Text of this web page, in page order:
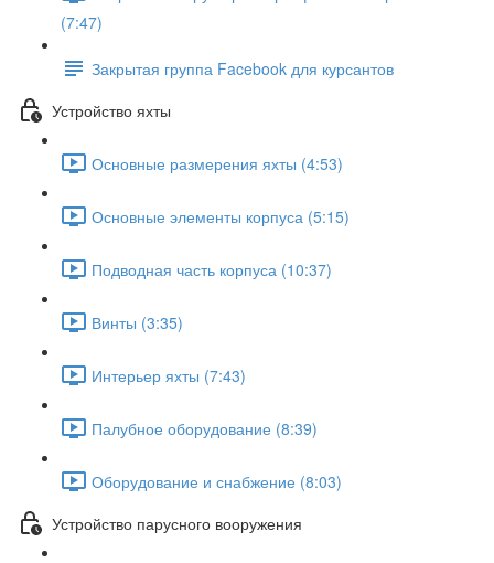
(7:47)
Закрытая группа Facebook для курсантов
Устройство яхты
Основные размерения яхты (4:53)
Основные элементы корпуса (5:15)
Подводная часть корпуса (10:37)
Винты (3:35)
Интерьер яхты (7:43)
Палубное оборудование (8:39)
Оборудование и снабжение (8:03)
Устройство парусного вооружения